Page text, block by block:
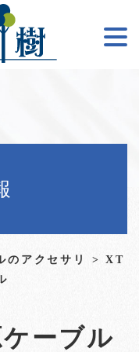
のアクセサリ >XT
ーブル